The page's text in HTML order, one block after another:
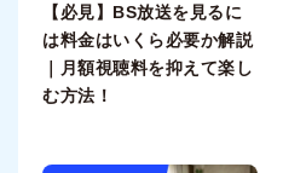
【必見】BS放送を見るに
は料金はいくら必要か解説
｜月額視聴料を抑えて楽し
む方法！